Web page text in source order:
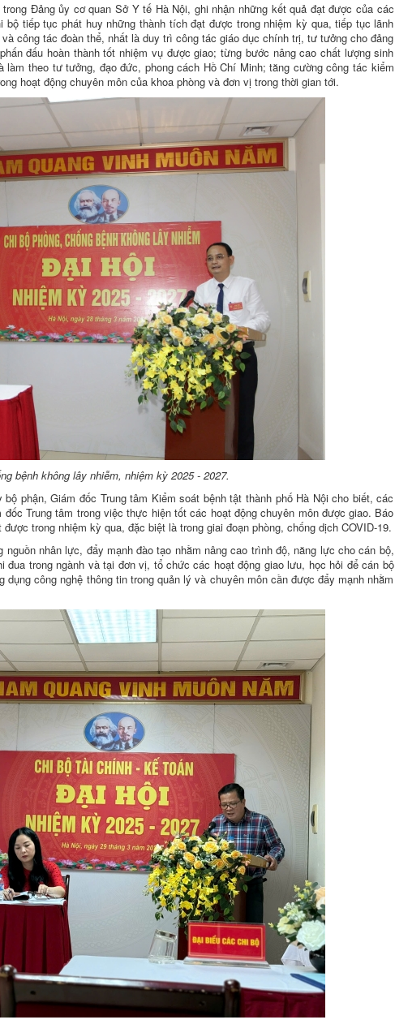
Đảng ủy cơ quan Sở Y tế Hà Nội, ghi nhận những kết quả đạt được của các
tiếp tục phát huy những thành tích đạt được trong nhiệm kỳ qua, tiếp tục lãnh
công tác đoàn thể, nhất là duy trì công tác giáo dục chính trị, tư tưởng cho đảng
đấu hoàn thành tốt nhiệm vụ được giao; từng bước nâng cao chất lượng sinh
theo tư tưởng, đạo đức, phong cách Hồ Chí Minh; tăng cường công tác kiểm
hoạt động chuyên môn của khoa phòng và đơn vị trong thời gian tới.
bệnh không lây nhiễm, nhiệm kỳ 2025 - 2027.
phận, Giám đốc Trung tâm Kiểm soát bệnh tật thành phố Hà Nội cho biết, các
Trung tâm trong việc thực hiện tốt các hoạt động chuyên môn được giao. Báo
trong nhiệm kỳ qua, đặc biệt là trong giai đoạn phòng, chống dịch COVID-19.
nhân lực, đẩy mạnh đào tạo nhằm nâng cao trình độ, năng lực cho cán bộ,
trong ngành và tại đơn vị, tổ chức các hoạt động giao lưu, học hỏi để cán bộ
công nghệ thông tin trong quản lý và chuyên môn cần được đẩy mạnh nhằm